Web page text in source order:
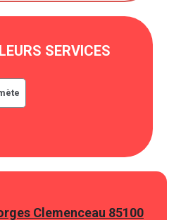
SERVICES
Clemenceau 85100